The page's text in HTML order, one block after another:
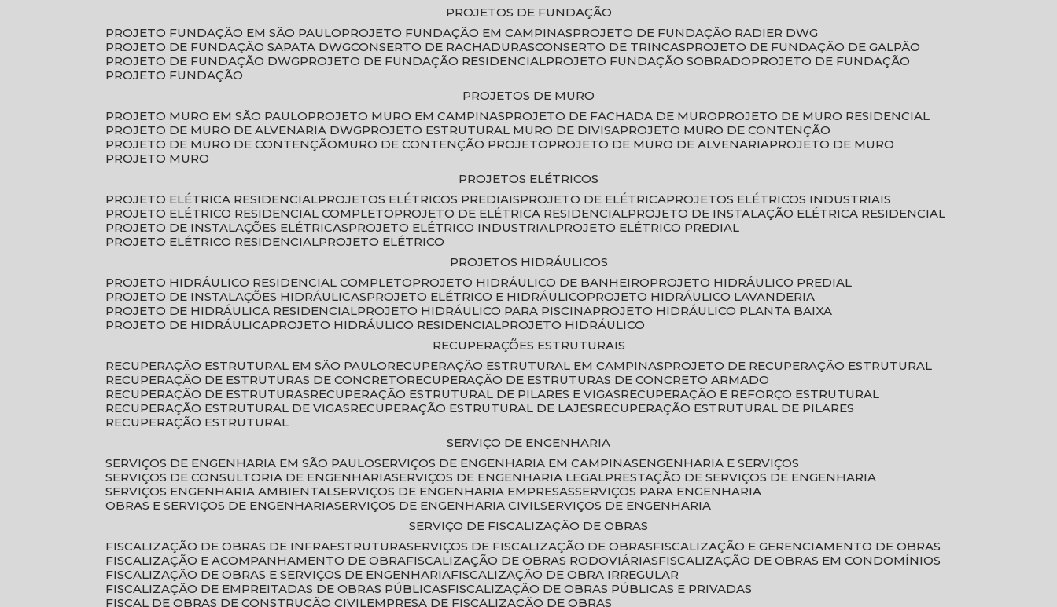
PROJETOS DE FUNDAÇÃO
PROJETO FUNDAÇÃO EM SÃO PAULO
PROJETO FUNDAÇÃO EM CAMPINAS
PROJETO DE FUNDAÇÃO RADIER DWG
PROJETO DE FUNDAÇÃO SAPATA DWG CONSERTO DE RACHADURAS CONSERTO DE TRINCAS
PROJETO DE FUNDAÇÃO DE GALPÃO
PROJETO DE FUNDAÇÃO DWG
PROJETO DE FUNDAÇÃO RESIDENCIAL PROJETO FUNDAÇÃO SOBRADO
PROJETO DE FUNDAÇÃO
PROJETO FUNDAÇÃO
PROJETOS DE MURO
PROJETO MURO EM SÃO PAULO
PROJETO MURO EM CAMPINAS PROJETO DE FACHADA DE MURO
PROJETO DE MURO RESIDENCIAL
PROJETO DE MURO DE ALVENARIA DWG
PROJETO ESTRUTURAL MURO DE DIVISA
PROJETO MURO DE CONTENÇÃO
PROJETO DE MURO DE CONTENÇÃO
MURO DE CONTENÇÃO PROJETO PROJETO DE MURO DE ALVENARIA
PROJETO DE MURO
PROJETO MURO
PROJETOS ELÉTRICOS
PROJETO ELÉTRICA RESIDENCIAL
PROJETOS ELÉTRICOS PREDIAIS PROJETO DE ELÉTRICA
PROJETOS ELÉTRICOS INDUSTRIAIS
PROJETO ELÉTRICO RESIDENCIAL COMPLETO
PROJETO DE ELÉTRICA RESIDENCIAL
PROJETO DE INSTALAÇÃO ELÉTRICA RESIDENCIAL
PROJETO DE INSTALAÇÕES ELÉTRICAS
PROJETO ELÉTRICO INDUSTRIAL
PROJETO ELÉTRICO PREDIAL
PROJETO ELÉTRICO RESIDENCIAL
PROJETO ELÉTRICO
PROJETOS HIDRÁULICOS
PROJETO HIDRÁULICO RESIDENCIAL COMPLETO
PROJETO HIDRÁULICO DE BANHEIRO
PROJETO HIDRÁULICO PREDIAL
PROJETO DE INSTALAÇÕES HIDRÁULICAS
PROJETO ELÉTRICO E HIDRÁULICO
PROJETO HIDRÁULICO LAVANDERIA
PROJETO DE HIDRÁULICA RESIDENCIAL
PROJETO HIDRÁULICO PARA PISCINA
PROJETO HIDRÁULICO PLANTA BAIXA
PROJETO DE HIDRÁULICA
PROJETO HIDRÁULICO RESIDENCIAL
PROJETO HIDRÁULICO
RECUPERAÇÕES ESTRUTURAIS
RECUPERAÇÃO ESTRUTURAL EM SÃO PAULO
RECUPERAÇÃO ESTRUTURAL EM CAMPINAS
PROJETO DE RECUPERAÇÃO ESTRUTURAL
RECUPERAÇÃO DE ESTRUTURAS DE CONCRETO
RECUPERAÇÃO DE ESTRUTURAS DE CONCRETO ARMADO
RECUPERAÇÃO DE ESTRUTURAS
RECUPERAÇÃO ESTRUTURAL DE PILARES E VIGAS
RECUPERAÇÃO E REFORÇO ESTRUTURAL
RECUPERAÇÃO ESTRUTURAL DE VIGAS
RECUPERAÇÃO ESTRUTURAL DE LAJES
RECUPERAÇÃO ESTRUTURAL DE PILARES
RECUPERAÇÃO ESTRUTURAL
SERVIÇO DE ENGENHARIA
SERVIÇOS DE ENGENHARIA EM SÃO PAULO SERVIÇOS DE ENGENHARIA EM CAMPINAS
ENGENHARIA E SERVIÇOS
SERVIÇOS DE CONSULTORIA DE ENGENHARIA SERVIÇOS DE ENGENHARIA LEGAL
PRESTAÇÃO DE SERVIÇOS DE ENGENHARIA
SERVIÇOS ENGENHARIA AMBIENTAL SERVIÇOS DE ENGENHARIA EMPRESAS SERVIÇOS PARA ENGENHARIA
OBRAS E SERVIÇOS DE ENGENHARIA SERVIÇOS DE ENGENHARIA CIVIL SERVIÇOS DE ENGENHARIA
SERVIÇO DE FISCALIZAÇÃO DE OBRAS
FISCALIZAÇÃO DE OBRAS DE INFRAESTRUTURA SERVIÇOS DE FISCALIZAÇÃO DE OBRAS
FISCALIZAÇÃO E GERENCIAMENTO DE OBRAS
FISCALIZAÇÃO E ACOMPANHAMENTO DE OBRA FISCALIZAÇÃO DE OBRAS RODOVIÁRIAS
FISCALIZAÇÃO DE OBRAS EM CONDOMÍNIOS
FISCALIZAÇÃO DE OBRAS E SERVIÇOS DE ENGENHARIA FISCALIZAÇÃO DE OBRA IRREGULAR
FISCALIZAÇÃO DE EMPREITADAS DE OBRAS PÚBLICAS
FISCALIZAÇÃO DE OBRAS PÚBLICAS E PRIVADAS
FISCAL DE OBRAS DE CONSTRUÇÃO CIVIL EMPRESA DE FISCALIZAÇÃO DE OBRAS